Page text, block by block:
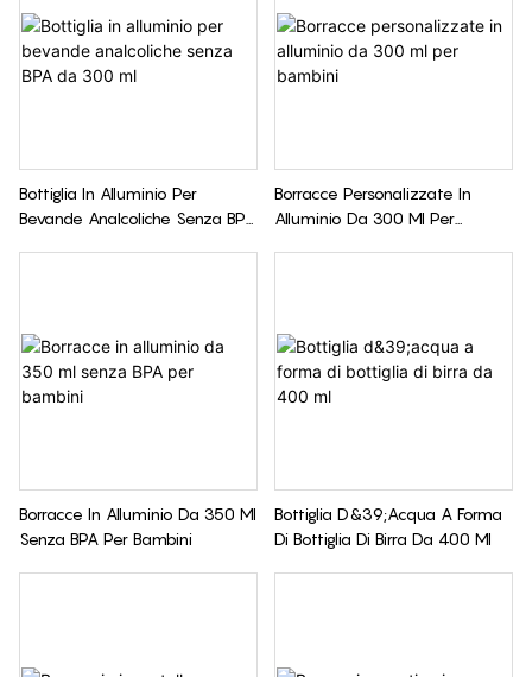
Bottiglia In Alluminio Per
Bevande Analcoliche Senza BPA
Borracce Personalizzate In
Alluminio Da 300 Ml Per
Borracce In Alluminio Da 350 Ml
Senza BPA Per Bambini
Bottiglia D&39;acqua A Forma
Di Bottiglia Di Birra Da 400 Ml